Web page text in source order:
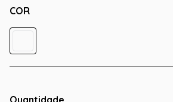
COR
Quantidade